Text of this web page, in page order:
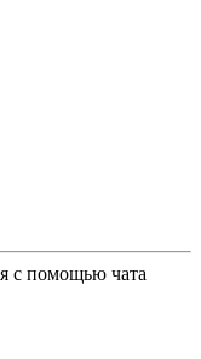
с помощью чата